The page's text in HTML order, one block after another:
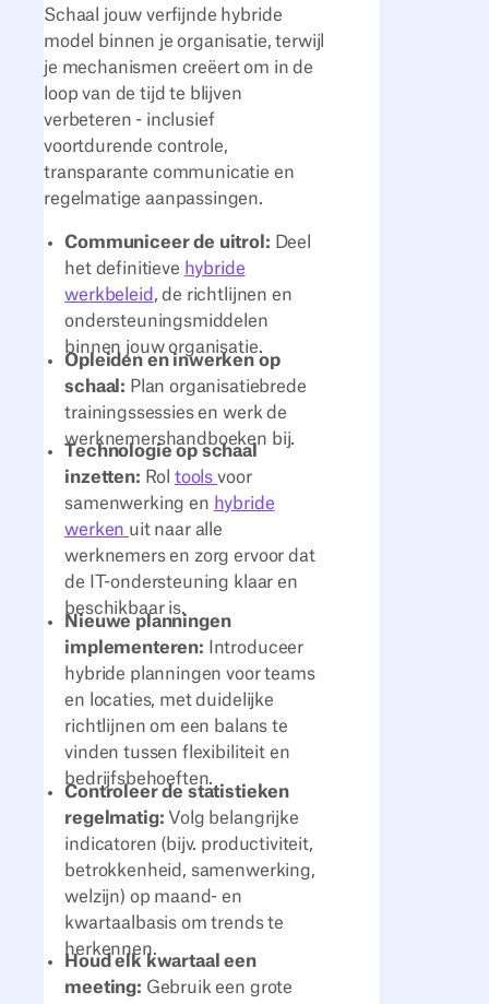
Schaal jouw verfijnde hybride
model binnen je organisatie, terwijl
je mechanismen creëert om in de
loop van de tijd te blijven
verbeteren - inclusief
voortdurende controle,
transparante communicatie en
regelmatige aanpassingen.
Communiceer de uitrol: Deel
het definitieve hybride
werkbeleid , de richtlijnen en
ondersteuningsmiddelen
binnen jouw organisatie.
Opleiden en inwerken op
schaal: Plan organisatiebrede
trainingssessies en werk de
werknemershandboeken bij.
Technologie op schaal
inzetten: Rol toolsvoor
samenwerking en hybride
werken uit naar alle
werknemers en zorg ervoor dat
de IT-ondersteuning klaar en
beschikbaar is.
Nieuwe planningen
implementeren: Introduceer
hybride planningen voor teams
en locaties, met duidelijke
richtlijnen om een balans te
vinden tussen flexibiliteit en
bedrijfsbehoeften.
Controleer de statistieken
regelmatig: Volg belangrijke
indicatoren (bijv. productiviteit,
betrokkenheid, samenwerking,
welzijn) op maand- en
kwartaalbasis om trends te
herkennen.
Houd elk kwartaal een
meeting: Gebruik een grote